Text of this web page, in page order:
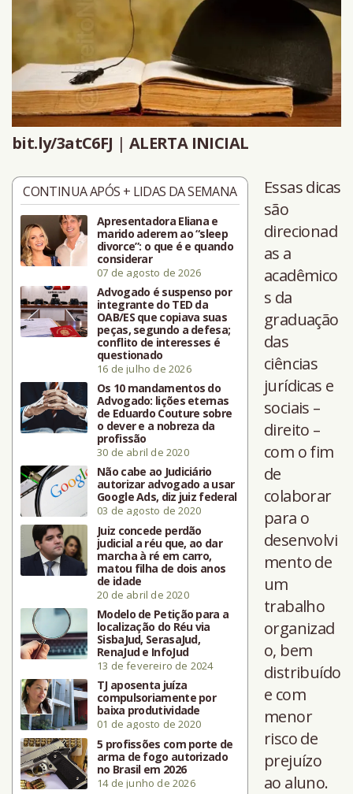
bit.ly/3atC6FJ | ALERTA INICIAL
CONTINUA APÓS + LIDAS DA SEMANA
Apresentadora Eliana e
marido aderem ao “sleep
divorce”: o que é e quando
considerar
07 de agosto de 2026
Advogado é suspenso por
integrante do TED da
OAB/ES que copiava suas
peças, segundo a defesa;
conflito de interesses é
questionado
16 de julho de 2026
Os 10 mandamentos do
Advogado: lições eternas
de Eduardo Couture sobre
o dever e a nobreza da
profissão
30 de abril de 2020
Não cabe ao Judiciário
autorizar advogado a usar
Google Ads, diz juiz federal
03 de agosto de 2020
Juiz concede perdão
judicial a réu que, ao dar
marcha à ré em carro,
matou filha de dois anos
de idade
20 de abril de 2020
Modelo de Petição para a
localização do Réu via
SisbaJud, SerasaJud,
RenaJud e InfoJud
13 de fevereiro de 2024
TJ aposenta juíza
compulsoriamente por
baixa produtividade
01 de agosto de 2020
5 profissões com porte de
arma de fogo autorizado
no Brasil em 2026
14 de junho de 2026
Essas dicas
são
direcionad
as a
acadêmico
s da
graduação
das
ciências
jurídicas e
sociais –
direito –
com o fim
de
colaborar
para o
desenvolvi
mento de
um
trabalho
organizad
o, bem
distribuído
e com
menor
risco de
prejuízo
ao aluno.